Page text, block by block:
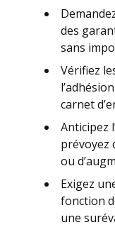
des
sans
Vérifiez
carnet
Anticipez
prévoyez
ou
Exigez
fonction
une